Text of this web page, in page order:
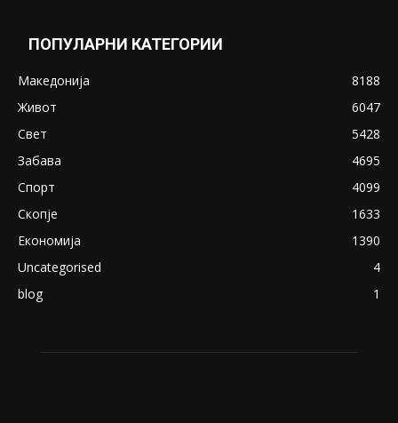
ПОПУЛАРНИ КАТЕГОРИИ
Македонија
8188
Живот
6047
Свет
5428
Забава
4695
Спорт
4099
Скопје
1633
Економија
1390
Uncategorised
4
blog
1